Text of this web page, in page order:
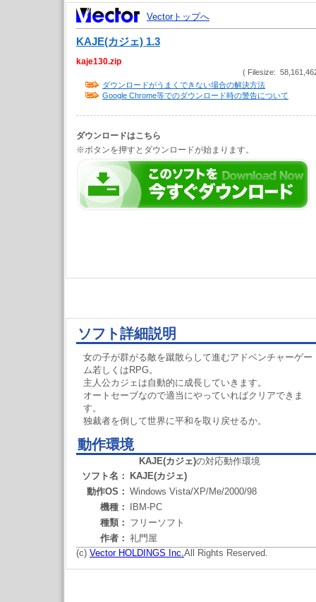
Vectorトップへ
KAJE(カジェ) 1.3
kaje130.zip
( Filesize:
ダウンロードがうまくできない場合の解決方法
Google Chrome等でのダウンロード時の警告について
ダウンロードはこちら
※ボタンを押すとダウンロードが始まります。
ソフト詳細説明
女の子が群がる敵を蹴散らして進むアドベンチャーゲー
ム若しくはRPG。
主人公カジェは自動的に成長していきます。
オートセーブなので適当にやっていればクリアできま
す。
独裁者を倒して世界に平和を取り戻せるか。
動作環境
KAJE(カジェ)の対応動作環境
ソフト名：
KAJE(カジェ)
動作OS： Windows Vista/XP/Me/2000/98
機種：
IBM-PC
種類： フリーソフト
作者： 礼門屋
(c) Vector HOLDINGS Inc.All Rights Reserved.